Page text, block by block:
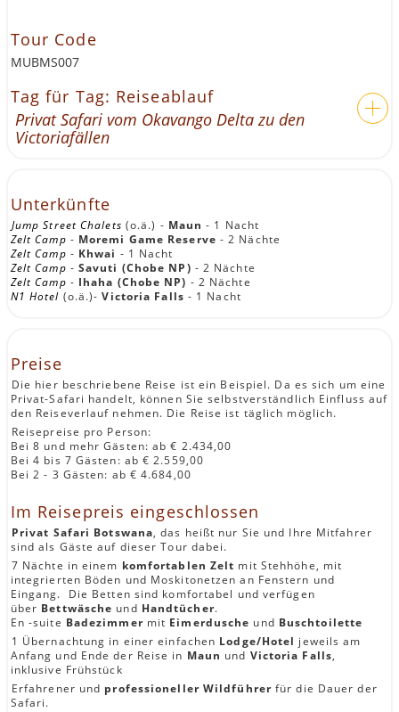
Tour Code
MUBMS007
Tag für Tag: Reiseablauf
Privat Safari vom Okavango Delta zu den
Victoriafällen
Unterkünfte
Jump Street Chalets (o.ä.) - Maun- 1 Nacht
Zelt Camp - Moremi Game Reserve - 2 Nächte
Zelt Camp - Khwai - 1 Nacht
Zelt Camp - Savuti (Chobe NP) - 2 Nächte
Zelt Camp - Ihaha (Chobe NP) - 2 Nächte
N1 Hotel (o.ä.)-Victoria Falls - 1 Nacht
Preise
Die hier beschriebene Reise ist ein Beispiel. Da es sich um eine
Privat-Safari handelt, können Sie selbstverständlich Einfluss auf
den Reiseverlauf nehmen. Die Reise ist täglich möglich.
Reisepreise pro Person:
Bei 8 und mehr Gästen: ab € 2.434,00
Bei 4 bis 7 Gästen: ab € 2.559,00
Bei 2 - 3 Gästen: ab € 4.684,00
Im Reisepreis eingeschlossen
Privat Safari Botswana, das heißt nur Sie und Ihre Mitfahrer
sind als Gäste auf dieser Tour dabei.
7 Nächte in einem komfortablen Zelt mit Stehhöhe, mit
integrierten Böden und Moskitonetzen an Fenstern und
Eingang. Die Betten sind komfortabel und verfügen
über Bettwäsche und Handtücher.
En -suite Badezimmer mit Eimerdusche und Buschtoilette
1 Übernachtung in einer einfachen Lodge/Hotel jeweils am
Anfang und Ende der Reise in Maun und Victoria Falls,
inklusive Frühstück
Erfahrener und professioneller Wildführerfür die Dauer der
Safari.